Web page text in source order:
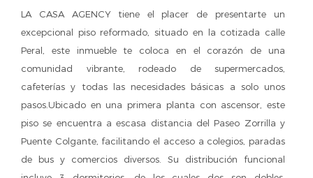
LA CASA AGENCY tiene el placer de presentarte un
excepcional piso reformado, situado en la cotizada calle
Peral, este inmueble te coloca en el corazón de una
comunidad vibrante, rodeado de supermercados,
cafeterías y todas las necesidades básicas a solo unos
pasos.Ubicado en una primera planta con ascensor, este
piso se encuentra a escasa distancia del Paseo Zorrilla y
Puente Colgante, facilitando el acceso a colegios, paradas
de bus y comercios diversos. Su distribución funcional